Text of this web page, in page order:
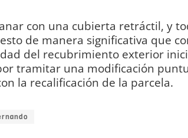
con una cubierta retráctil, y
de manera significativa que
del recubrimiento exterior
tramitar una modificación
la recalificación de la parcela.